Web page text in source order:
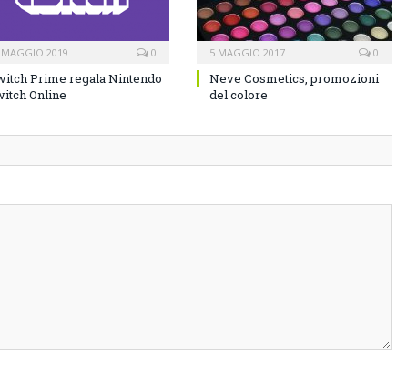
2019 0
Prime regala Nintendo
Online
5 MAGGIO 2017 0
Neve Cosmetics, promozioni
del colore